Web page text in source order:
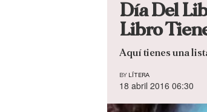
Día Del
Libro
Aquí tienes una
BY LÍTERA
18 abril 2016 06:30